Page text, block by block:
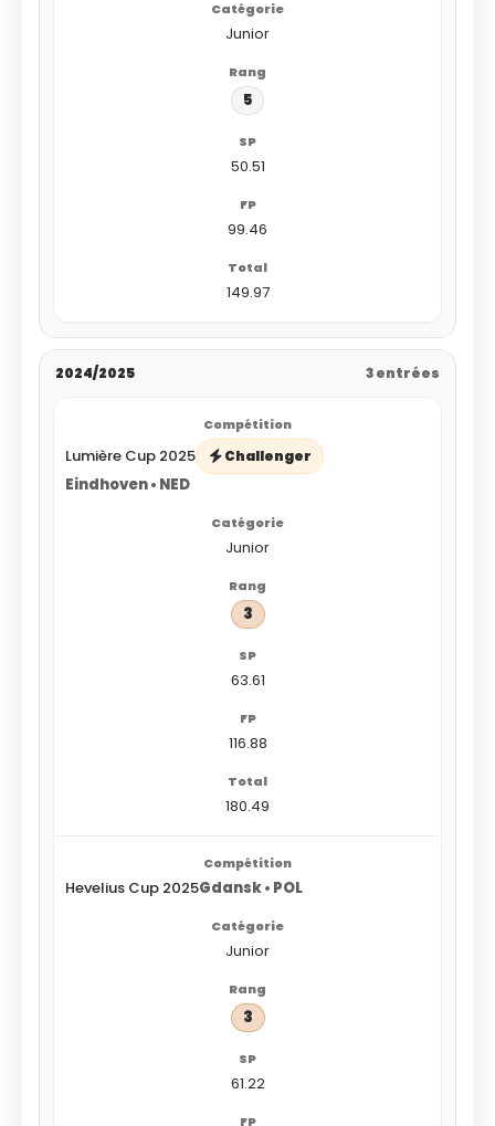
Junior
5
50.51
99.46
149.97
2024/2025 3 entrées
Lumière Cup 2025 Challenger
Eindhoven • NED
Junior
3
63.61
116.88
180.49
Hevelius Cup 2025Gdansk • POL
Junior
3
61.22